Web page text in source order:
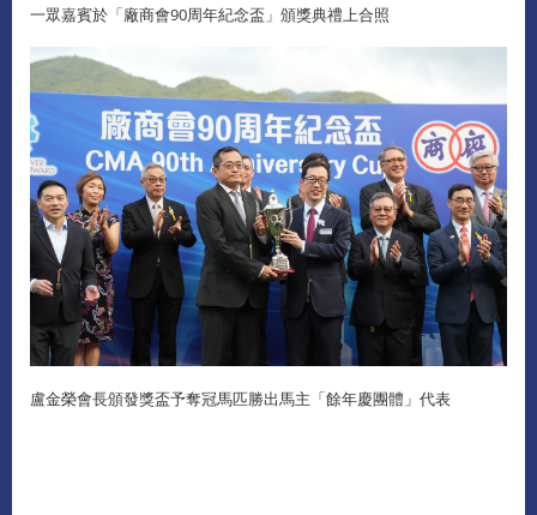
一眾嘉賓於「廠商會90周年紀念盃」頒獎典禮上合照
盧金榮會長頒發獎盃予奪冠馬匹勝出馬主「餘年慶團體」代表